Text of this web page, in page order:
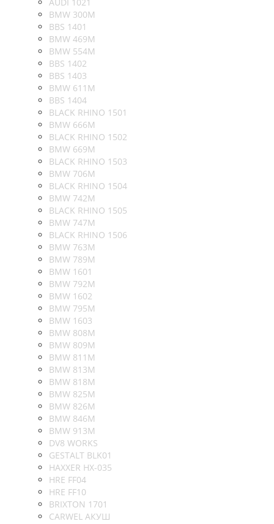
BMW 300M
BBS 1401
BMW 469M
BMW 554M
BBS 1402
BBS 1403
BMW 611M
BBS 1404
BLACK RHINO 1501
BMW 666M
BLACK RHINO 1502
BMW 669M
BLACK RHINO 1503
BMW 706M
BLACK RHINO 1504
BMW 742M
BLACK RHINO 1505
BMW 747M
BLACK RHINO 1506
BMW 763M
BMW 789M
BMW 1601
BMW 792M
BMW 1602
BMW 795M
BMW 1603
BMW 808M
BMW 809M
BMW 811M
BMW 813M
BMW 818M
BMW 825M
BMW 826M
BMW 846M
BMW 913M
DV8 WORKS
GESTALT BLK01
HAXXER HX-035
HRE FF04
HRE FF10
BRIXTON 1701
CARWEL АКУШ